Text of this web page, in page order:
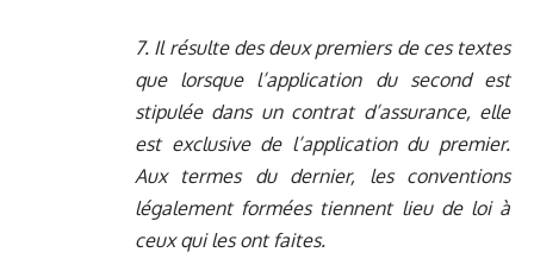
7. Il résulte des deux premiers de ces textes
que lorsque l’application du second est
stipulée dans un contrat d’assurance, elle
est exclusive de l’application du premier.
Aux termes du dernier, les conventions
légalement formées tiennent lieu de loi à
ceux qui les ont faites.